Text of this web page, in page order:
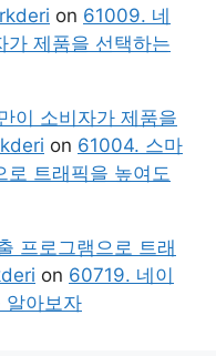
on 61009. 네
가 제품을 선택하는
이 소비자가 제품을
on 61004. 스마
로 트래픽을 높여도
프로그램으로 트래
on 60719. 네이
알아보자